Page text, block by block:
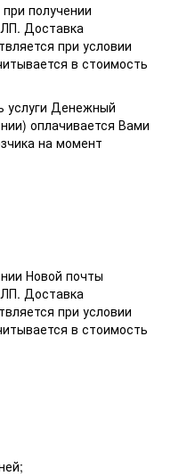
получении
Доставка
при условии
в стоимость
услуги Денежный
оплачивается Вами
на момент
Новой почты
Доставка
при условии
в стоимость